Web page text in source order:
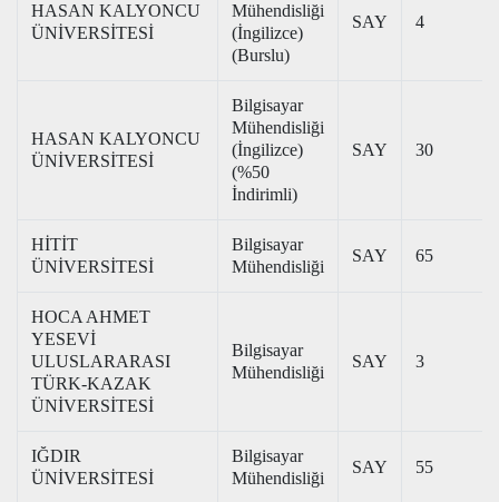
HASAN KALYONCU
ÜNİVERSİTESİ
Mühendisliği
(İngilizce)
(Burslu)
SAY 4
HASAN KALYONCU
ÜNİVERSİTESİ
Bilgisayar
Mühendisliği
(İngilizce)
(%50
İndirimli)
SAY 30
HİTİT
ÜNİVERSİTESİ
Bilgisayar
Mühendisliği
SAY 65
HOCA AHMET
YESEVİ
ULUSLARARASI
TÜRK-KAZAK
ÜNİVERSİTESİ
Bilgisayar
Mühendisliği
SAY 3
IĞDIR
ÜNİVERSİTESİ
Bilgisayar
Mühendisliği
SAY 55